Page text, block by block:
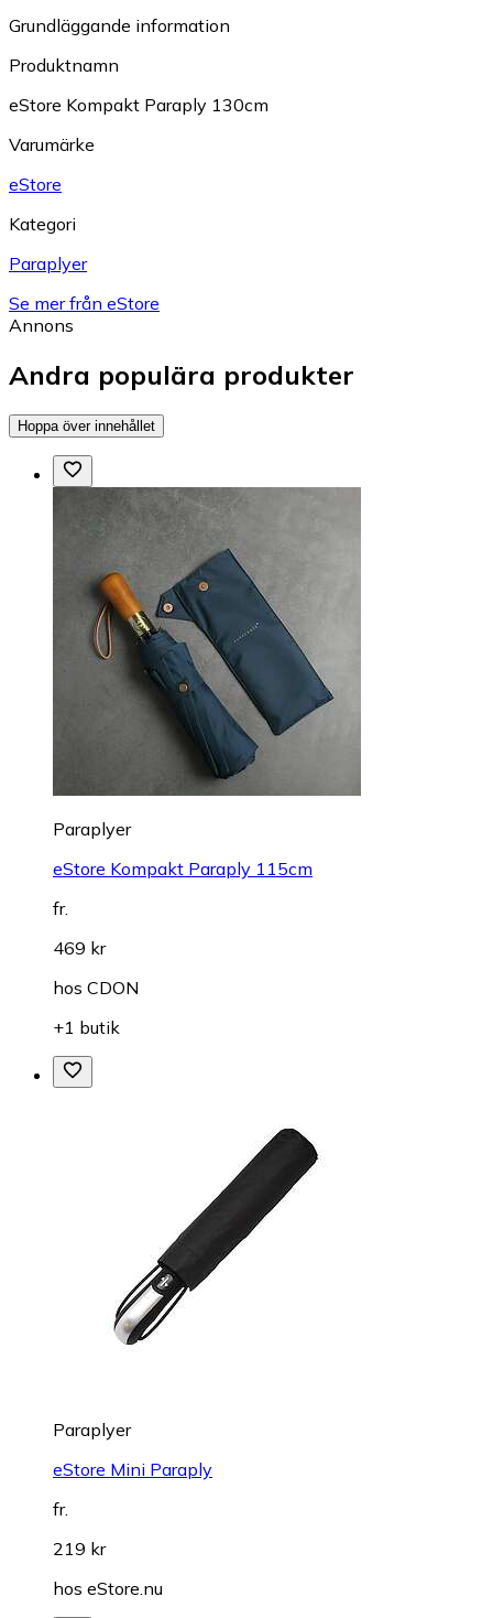
Grundläggande information
Produktnamn
eStore Kompakt Paraply 130cm
Varumärke
eStore
Kategori
Paraplyer
Se mer från eStore
Annons
Andra populära produkter
Hoppa över innehållet
Paraplyer
eStore Kompakt Paraply 115cm
fr.
469 kr
hos CDON
+1 butik
Paraplyer
eStore Mini Paraply
fr.
219 kr
hos eStore.nu